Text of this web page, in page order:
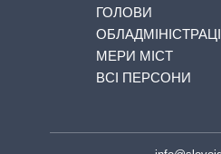
ГОЛОВИ
МЕРИ МІСТ
ВСІ ПЕРСОНИ